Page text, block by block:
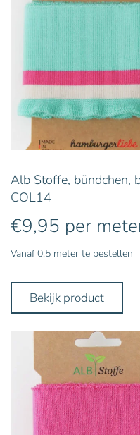
Alb Stoffe, bündchen,
COL14
€9,95 per
Vanaf 0,5 meter te bestellen
Bekijk product